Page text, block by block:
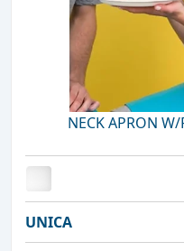
NECK APRON
UNICA